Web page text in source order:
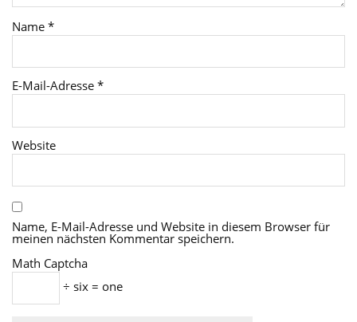
Name*
E-Mail-Adresse*
Website
Name, E-Mail-Adresse und Website in diesem Browser für
meinen nächsten Kommentar speichern.
Math Captcha
÷ six = one